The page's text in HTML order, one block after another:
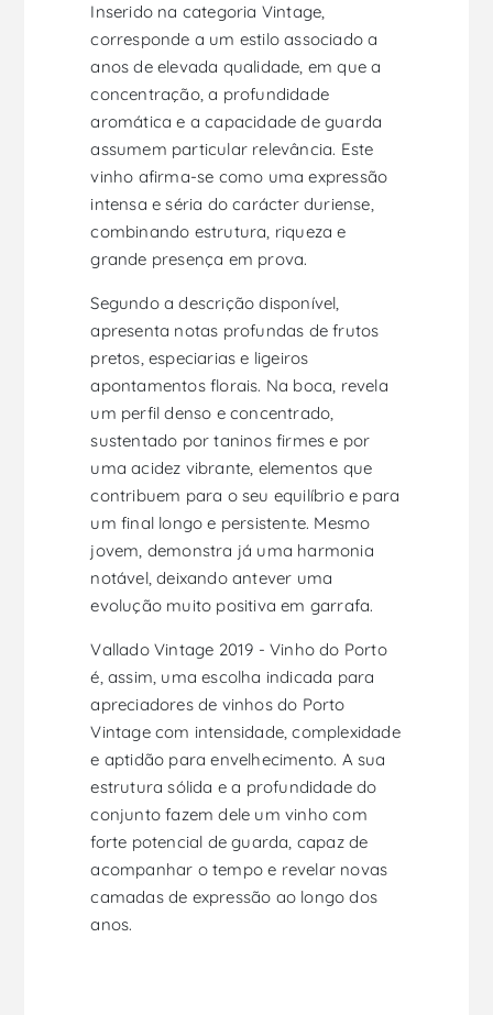
Inserido na categoria Vintage,
corresponde a um estilo associado a
anos de elevada qualidade, em que a
concentração, a profundidade
aromática e a capacidade de guarda
assumem particular relevância. Este
vinho afirma-se como uma expressão
intensa e séria do carácter duriense,
combinando estrutura, riqueza e
grande presença em prova.
Segundo a descrição disponível,
apresenta notas profundas de frutos
pretos, especiarias e ligeiros
apontamentos florais. Na boca, revela
um perfil denso e concentrado,
sustentado por taninos firmes e por
uma acidez vibrante, elementos que
contribuem para o seu equilíbrio e para
um final longo e persistente. Mesmo
jovem, demonstra já uma harmonia
notável, deixando antever uma
evolução muito positiva em garrafa.
Vallado Vintage 2019 - Vinho do Porto
é, assim, uma escolha indicada para
apreciadores de vinhos do Porto
Vintage com intensidade, complexidade
e aptidão para envelhecimento. A sua
estrutura sólida e a profundidade do
conjunto fazem dele um vinho com
forte potencial de guarda, capaz de
acompanhar o tempo e revelar novas
camadas de expressão ao longo dos
anos.